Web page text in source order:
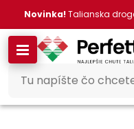
Novinka! Talianska